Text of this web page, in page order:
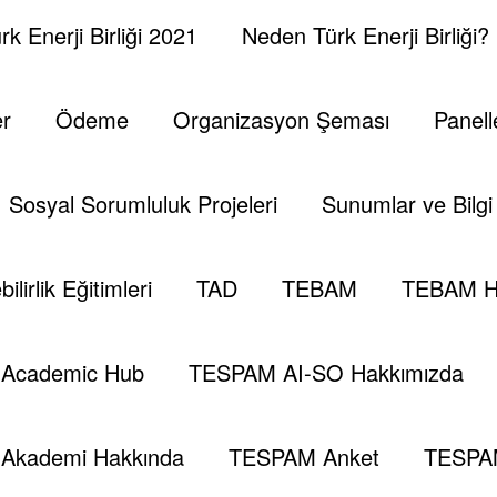
Enerji Birliği 2021 Neden Türk Enerji Birliği?
Ödeme Organizasyon Şeması
Sosyal Sorumluluk Projeleri Sunumlar ve Bilgi
Eğitimleri TAD TEBAM TEBAM
Hub TESPAM AI-SO Hakkımızda
Hakkında TESPAM Anket